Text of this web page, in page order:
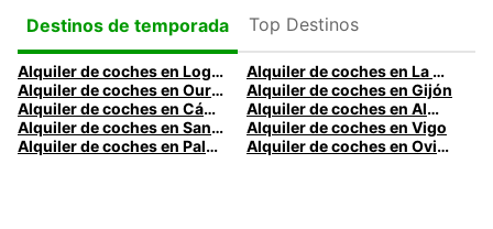
Destinos de temporada
Top Destinos
Alquiler de coches en Logroño
Alquiler de coches en La Coruña
Alquiler de coches en Ourense
Alquiler de coches en Gijón
Alquiler de coches en Cádiz
Alquiler de coches en Almería
Alquiler de coches en Santander
Alquiler de coches en Vigo
Alquiler de coches en Palma
Alquiler de coches en Oviedo